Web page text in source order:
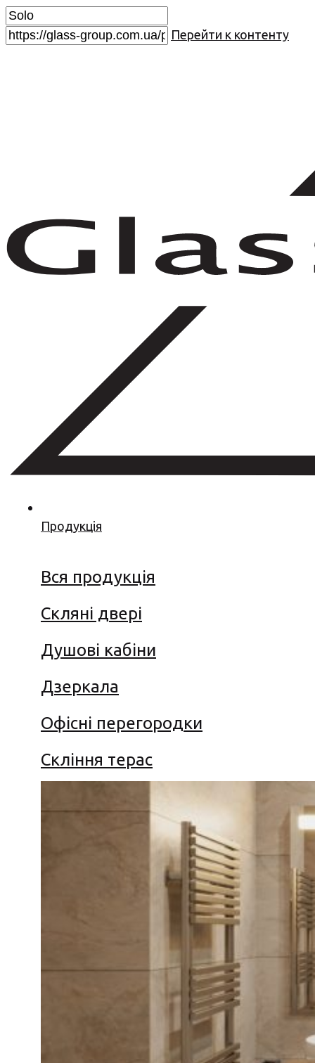
Перейти к контенту
Продукція
Вся продукція
Скляні двері
Душові кабіни
Дзеркала
Офісні перегородки
Скління терас